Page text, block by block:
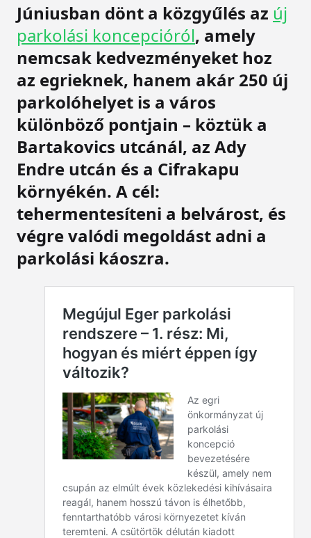
Júniusban dönt a közgyűlés az új
parkolási koncepcióról, amely
nemcsak kedvezményeket hoz
az egrieknek, hanem akár 250 új
parkolóhelyet is a város
különböző pontjain – köztük a
Bartakovics utcánál, az Ady
Endre utcán és a Cifrakapu
környékén. A cél:
tehermentesíteni a belvárost, és
végre valódi megoldást adni a
parkolási káoszra.